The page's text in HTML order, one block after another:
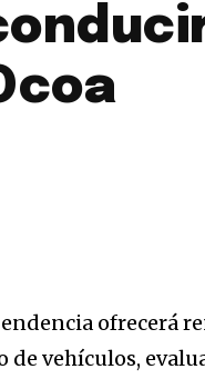
ofrecerá
de vehículos,